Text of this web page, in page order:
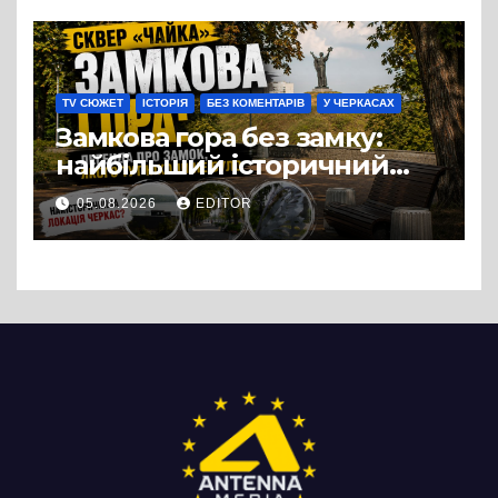
можна назвати
випадковістю
TV СЮЖЕТ ІСТОРІЯ БЕЗ КОМЕНТАРІВ У ЧЕРКАСАХ
Замкова гора без замку:
найбільший історичний
міф Черкас
05.08.2026 EDITOR